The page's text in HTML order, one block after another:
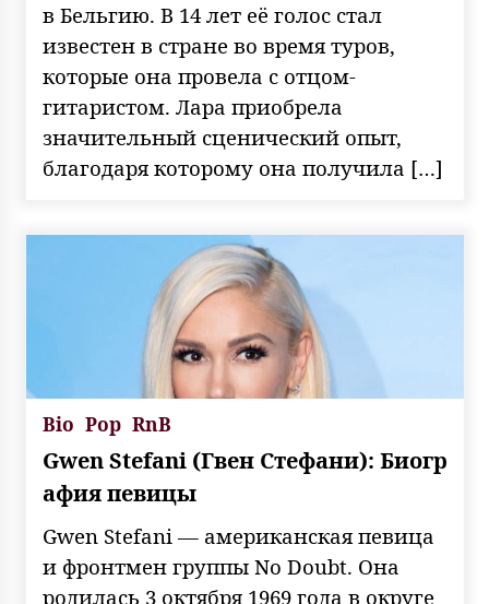
в Бельгию. В 14 лет её голос стал
известен в стране во время туров,
которые она провела с отцом-
гитаристом. Лара приобрела
значительный сценический опыт,
благодаря которому она получила […]
Bio Pop RnB
Gwen Stefani (Гвен Стефани): Биогр
афия певицы
Gwen Stefani — американская певица
и фронтмен группы No Doubt. Она
родилась 3 октября 1969 года в округе